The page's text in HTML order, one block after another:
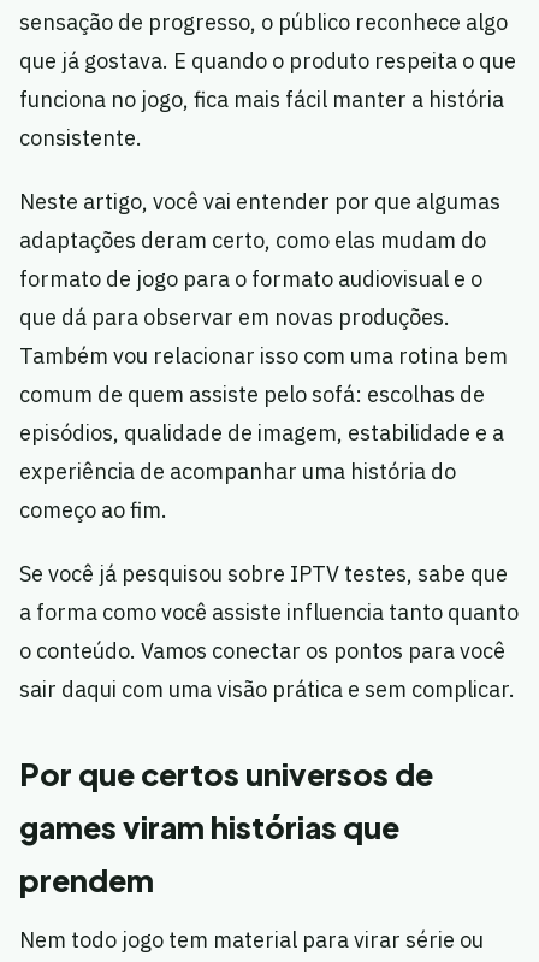
sensação de progresso, o público reconhece algo
que já gostava. E quando o produto respeita o que
funciona no jogo, fica mais fácil manter a história
consistente.
Neste artigo, você vai entender por que algumas
adaptações deram certo, como elas mudam do
formato de jogo para o formato audiovisual e o
que dá para observar em novas produções.
Também vou relacionar isso com uma rotina bem
comum de quem assiste pelo sofá: escolhas de
episódios, qualidade de imagem, estabilidade e a
experiência de acompanhar uma história do
começo ao fim.
Se você já pesquisou sobre IPTV testes, sabe que
a forma como você assiste influencia tanto quanto
o conteúdo. Vamos conectar os pontos para você
sair daqui com uma visão prática e sem complicar.
Por que certos universos de
games viram histórias que
prendem
Nem todo jogo tem material para virar série ou